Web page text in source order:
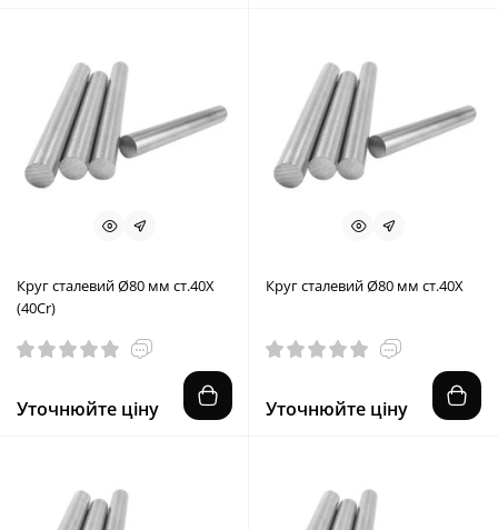
Круг сталевий Ø80 мм ст.40X
(40Cr)
Уточнюйте ціну
Круг сталевий Ø80 мм ст.40X
Уточнюйте ціну